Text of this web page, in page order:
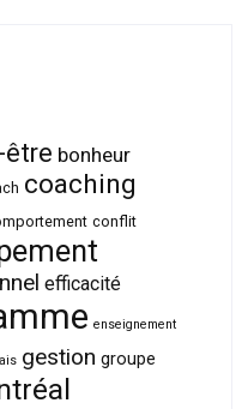
être bonheur
coaching
conflit
efficacité
enseignement
gestion groupe